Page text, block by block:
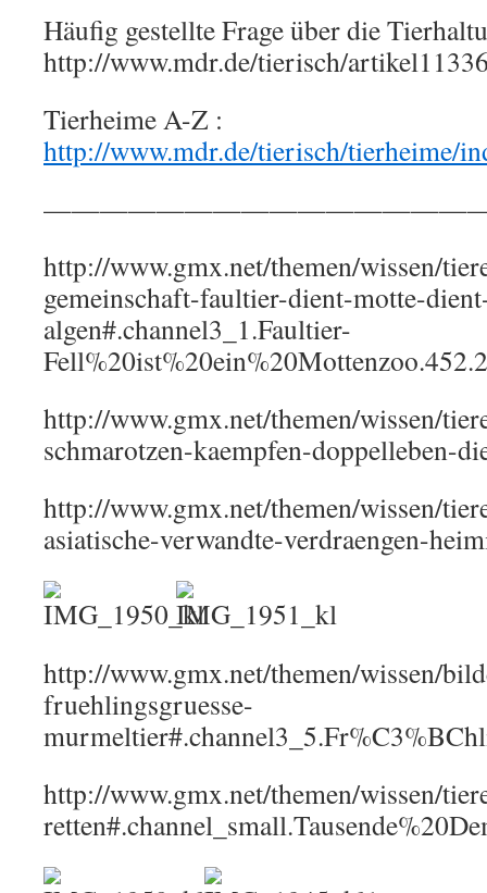
Häufig gestellte Frage über die
http://www.mdr.de/tierisch/
Tierheime A-Z :
http://www.mdr.de/tierisch/tierheime/
http://www.gmx.net/themen/wissen/
gemeinschaft-faultier-dient-motte-
algen#.channel3_1.Faultier-
http://www.gmx.net/themen/wissen/
schmarotzen-kaempfen-doppelleben-
http://www.gmx.net/themen/wissen/
asiatische-verwandte-verdraengen-
http://www.gmx.net/themen/wissen/
fruehlingsgruesse-
http://www.gmx.net/themen/wissen/